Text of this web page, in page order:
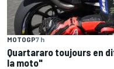
MOTOGP7 h
Quartararo toujours en
la moto"